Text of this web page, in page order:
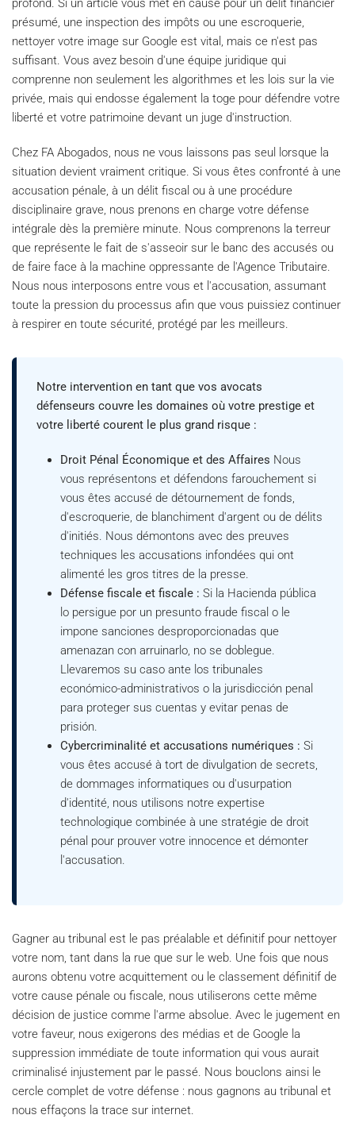
profond. Si un article vous met en cause pour un délit financier
présumé, une inspection des impôts ou une escroquerie,
nettoyer votre image sur Google est vital, mais ce n'est pas
suffisant. Vous avez besoin d'une équipe juridique qui
comprenne non seulement les algorithmes et les lois sur la vie
privée, mais qui endosse également la toge pour défendre votre
liberté et votre patrimoine devant un juge d'instruction.
Chez FA Abogados, nous ne vous laissons pas seul lorsque la
situation devient vraiment critique. Si vous êtes confronté à une
accusation pénale, à un délit fiscal ou à une procédure
disciplinaire grave, nous prenons en charge votre défense
intégrale dès la première minute. Nous comprenons la terreur
que représente le fait de s'asseoir sur le banc des accusés ou
de faire face à la machine oppressante de l'Agence Tributaire.
Nous nous interposons entre vous et l'accusation, assumant
toute la pression du processus afin que vous puissiez continuer
à respirer en toute sécurité, protégé par les meilleurs.
Notre intervention en tant que vos avocats
défenseurs couvre les domaines où votre prestige et
votre liberté courent le plus grand risque :
Droit Pénal Économique et des Affaires Nous
vous représentons et défendons farouchement si
vous êtes accusé de détournement de fonds,
d'escroquerie, de blanchiment d'argent ou de délits
d'initiés. Nous démontons avec des preuves
techniques les accusations infondées qui ont
alimenté les gros titres de la presse.
Défense fiscale et fiscale : Si la Hacienda pública
lo persigue por un presunto fraude fiscal o le
impone sanciones desproporcionadas que
amenazan con arruinarlo, no se doblegue.
Llevaremos su caso ante los tribunales
económico-administrativos o la jurisdicción penal
para proteger sus cuentas y evitar penas de
prisión.
Cybercriminalité et accusations numériques : Si
vous êtes accusé à tort de divulgation de secrets,
de dommages informatiques ou d'usurpation
d'identité, nous utilisons notre expertise
technologique combinée à une stratégie de droit
pénal pour prouver votre innocence et démonter
l'accusation.
Gagner au tribunal est le pas préalable et définitif pour nettoyer
votre nom, tant dans la rue que sur le web. Une fois que nous
aurons obtenu votre acquittement ou le classement définitif de
votre cause pénale ou fiscale, nous utiliserons cette même
décision de justice comme l'arme absolue. Avec le jugement en
votre faveur, nous exigerons des médias et de Google la
suppression immédiate de toute information qui vous aurait
criminalisé injustement par le passé. Nous bouclons ainsi le
cercle complet de votre défense : nous gagnons au tribunal et
nous effaçons la trace sur internet.